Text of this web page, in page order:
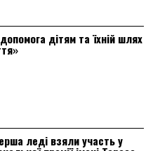
дітям та їхній шлях
леді взяли участь у